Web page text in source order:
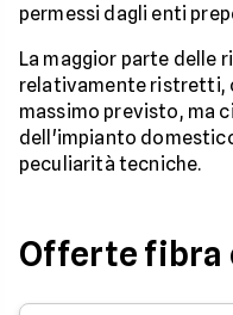
permessi dagli enti
La maggior parte delle
relativamente ristretti,
massimo previsto, ma
dell'impianto
peculiarità tecniche.
Offerte fibra